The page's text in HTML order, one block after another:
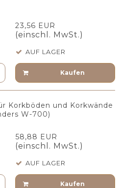
23,56 EUR
(einschl. MwSt.)
AUF LAGER
Kaufen
Korkböden und Korkwände
W-700)
58,88 EUR
(einschl. MwSt.)
AUF LAGER
Kaufen